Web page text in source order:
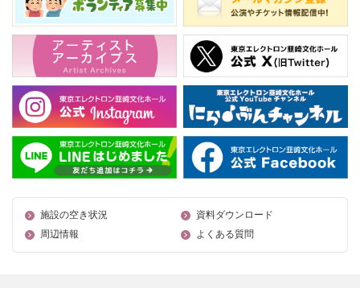
施設の空き状況
資料ダウンロード
周辺情報
よくある質問